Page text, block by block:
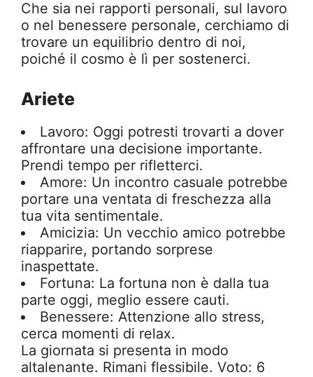
Che sia nei rapporti personali, sul lavoro
o nel benessere personale, cerchiamo di
trovare un equilibrio dentro di noi,
poiché il cosmo è lì per sostenerci.
Ariete
Lavoro: Oggi potresti trovarti a dover
affrontare una decisione importante.
Prendi tempo per rifletterci.
Amore: Un incontro casuale potrebbe
portare una ventata di freschezza alla
tua vita sentimentale.
Amicizia: Un vecchio amico potrebbe
riapparire, portando sorprese
inaspettate.
Fortuna: La fortuna non è dalla tua
parte oggi, meglio essere cauti.
Benessere: Attenzione allo stress,
cerca momenti di relax.
La giornata si presenta in modo
altalenante. Rimani flessibile. Voto: 6